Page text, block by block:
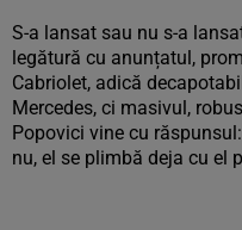
S-a lansat sau nu s-a
legătură cu anunțatul,
Cabriolet, adică
Mercedes, ci masivul,
Popovici vine cu
nu, el se plimbă deja cu el